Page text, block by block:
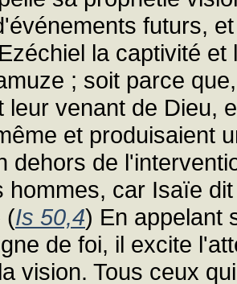
futurs,
la captivité
; soit parce
leur venant de Dieu,
et produisaient
dehors de
hommes, car Isaïe
(Is 50,4) En appelant
de foi, il excite
vision. Tous ceux